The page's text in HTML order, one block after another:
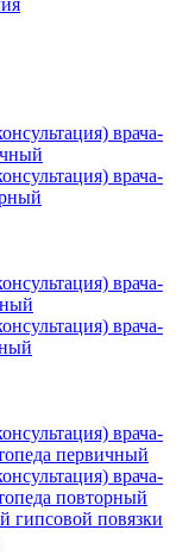
врача-
врача-
врача-
врача-
врача-
первичный
врача-
повторный
гипсовой повязки